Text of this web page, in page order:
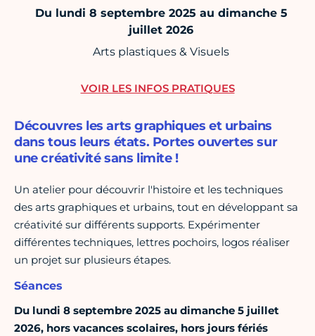
Du lundi 8 septembre 2025 au dimanche 5
juillet 2026
Arts plastiques & Visuels
Découvres les arts graphiques et urbains
dans tous leurs états. Portes ouvertes sur
une créativité sans limite !
Un atelier pour découvrir l'histoire et les techniques
des arts graphiques et urbains, tout en développant sa
créativité sur différents supports. Expérimenter
différentes techniques, lettres pochoirs, logos réaliser
un projet sur plusieurs étapes.
Séances
Du lundi 8 septembre 2025 au dimanche 5 juillet
2026, hors vacances scolaires, hors jours fériés
VOIR LES INFOS PRATIQUES